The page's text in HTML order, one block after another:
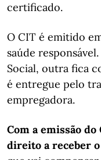
certificado.
O CIT é emitido
saúde
Social, outra fica
é entregue pelo
empregadora.
Com a emissão
direito a receber o